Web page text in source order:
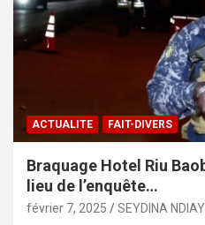
ACTUALITE FAIT-DIVERS
Braquage Hotel Riu
lieu de l’enquête…
février 7, 2025 SEYDINA